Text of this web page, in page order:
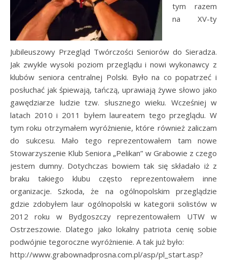
tym razem
na XV-ty
Jubileuszowy Przegląd Twórczości Seniorów do Sieradza.
Jak zwykle wysoki poziom przeglądu i nowi wykonawcy z
klubów seniora centralnej Polski. Było na co popatrzeć i
posłuchać jak śpiewają, tańczą, uprawiają żywe słowo jako
gawędziarze ludzie tzw. słusznego wieku. Wcześniej w
latach 2010 i 2011 byłem laureatem tego przeglądu. W
tym roku otrzymałem wyróżnienie, które również zaliczam
do sukcesu. Mało tego reprezentowałem tam nowe
Stowarzyszenie Klub Seniora „Pelikan” w Grabowie z czego
jestem dumny. Dotychczas bowiem tak się składało iż z
braku takiego klubu często reprezentowałem inne
organizacje. Szkoda, że na ogólnopolskim przeglądzie
gdzie zdobyłem laur ogólnopolski w kategorii solistów w
2012 roku w Bydgoszczy reprezentowałem UTW w
Ostrzeszowie. Dlatego jako lokalny patriota cenię sobie
podwójnie tegoroczne wyróżnienie. A tak już było:
http://www.grabownadprosna.com.pl/asp/pl_start.asp?